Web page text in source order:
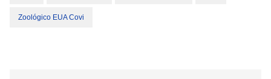
Zoológico EUA Covi